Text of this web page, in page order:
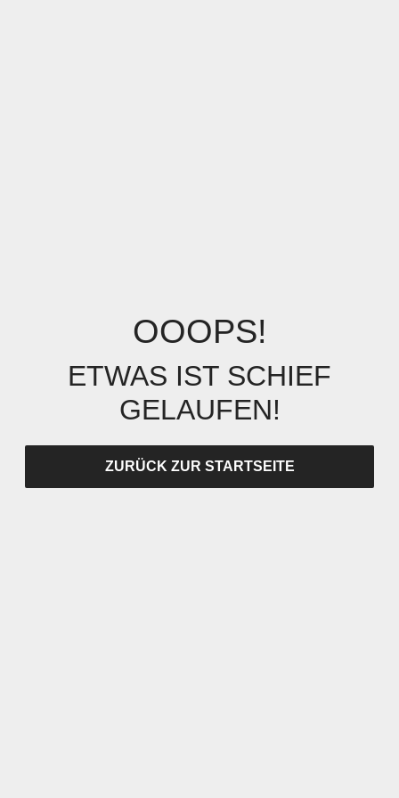
OOOPS!
ETWAS IST SCHIEF
GELAUFEN!
ZURÜCK ZUR STARTSEITE